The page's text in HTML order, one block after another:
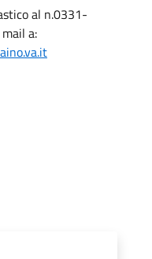
al n.0331-
a: